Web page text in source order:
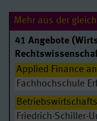
Master of Science
Bildung, Kultur
Master of Arts
Biogeoscience of
Mehr aus der
41 Angebote
Applied Finance
Fachhochschule
Friedrich-Schiller-